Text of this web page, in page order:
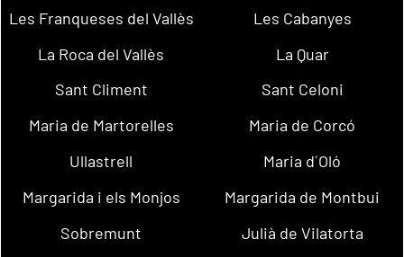
Les Franqueses del Vallès
Les Cabanyes
La Roca del Vallès
La Quar
Sant Climent
Sant Celoni
Maria de Martorelles
Maria de Corcó
Ullastrell
Maria d´Oló
Margarida i els Monjos
Margarida de Montbui
Sobremunt
Julià de Vilatorta